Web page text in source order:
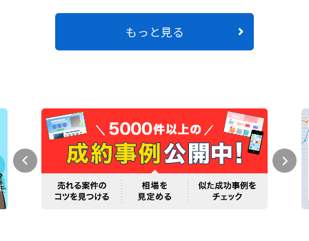
もっと見る